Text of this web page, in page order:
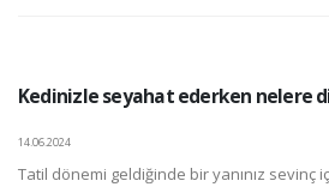
Kedinizle seyahat ederken nelere
14.06.2024
Tatil dönemi geldiğinde bir yanınız sevinç